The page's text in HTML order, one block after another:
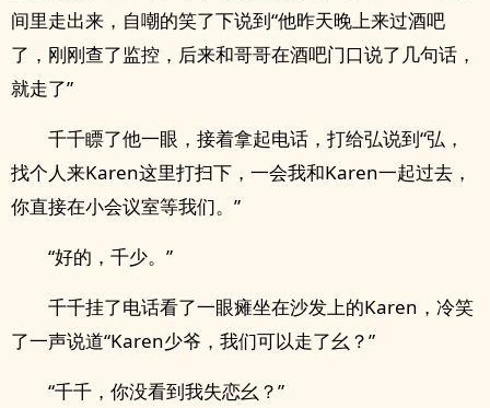
间里走出来，自嘲的笑了下说到“他昨天晚上来过酒吧
了，刚刚查了监控，后来和哥哥在酒吧门口说了几句话，
就走了”
千千瞟了他一眼，接着拿起电话，打给弘说到“弘，
找个人来Karen这里打扫下，一会我和Karen一起过去，
你直接在小会议室等我们。”
“好的，千少。”
千千挂了电话看了一眼瘫坐在沙发上的Karen，冷笑
了一声说道“Karen少爷，我们可以走了幺？”
“千千，你没看到我失恋幺？”